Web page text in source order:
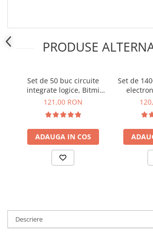
Senzori Electronici
Componente Electronice
Electrice
Acumulatori si Baterii
Acumulatori
Distributie Comutatie si Protectie
Contoare si Relee Electrice
Sigurante Automate
Dispozitive AFDD detectare defect
arc electric
PRODUSE
Set de 50 buc circuite
integrate logice, Bitmi
11307
121,00 RON
ADAUGA IN COS
Set de
Descriere